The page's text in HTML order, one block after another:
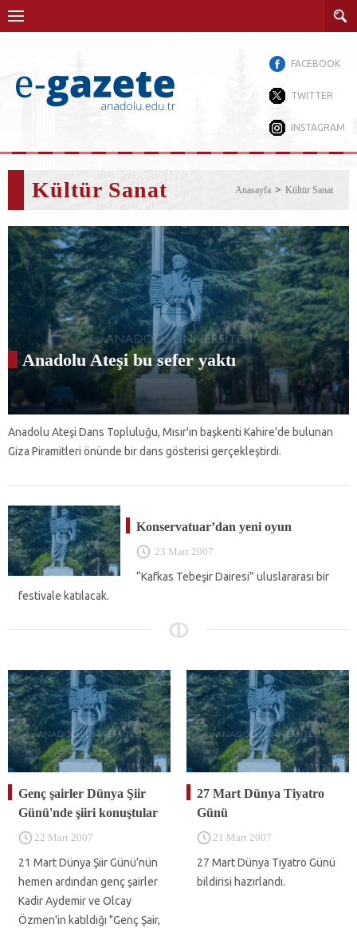
FACEBOOK
TWITTER
INSTAGRAM
Kültür Sanat Anasayfa Kültür Sanat
Anadolu Ateşi bu sefer yaktı
Anadolu Ateşi Dans Topluluğu, Mısır'ın başkenti Kahire'de bulunan
Giza Piramitleri önünde bir dans gösterisi gerçekleştirdi.
Konservatuar’dan yeni oyun
23 Mart 2007
“Kafkas Tebeşir Dairesi” uluslararası bir
festivale katılacak.
Genç şairler Dünya Şiir
Günü'nde şiiri konuştular
22 Mart 2007
21 Mart Dünya Şiir Günü’nün
hemen ardından genç şairler
Kadir Aydemir ve Olcay
Özmen'in katıldığı "Genç Şair,
27 Mart Dünya Tiyatro
Günü
21 Mart 2007
27 Mart Dünya Tiyatro Günü
bildirisi hazırlandı.